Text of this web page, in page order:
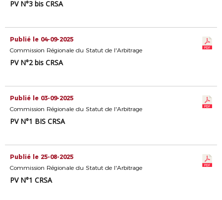
PV N°3 bis CRSA
Publié le 04-09-2025
Commission Régionale du Statut de l'Arbitrage
PV N°2 bis CRSA
Publié le 03-09-2025
Commission Régionale du Statut de l'Arbitrage
PV N°1 BIS CRSA
Publié le 25-08-2025
Commission Régionale du Statut de l'Arbitrage
PV N°1 CRSA